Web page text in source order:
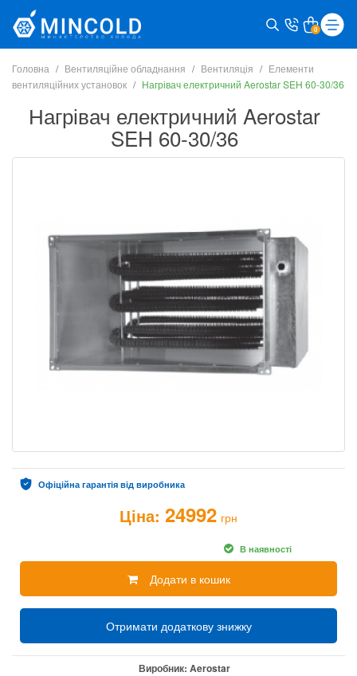
0
Головна Вентиляційне обладнання Вентиляція
Елементи
вентиляційних установок
Нагрівач електричний Aerostar SEH 60-30/36
Нагрівач електричний Aerostar
SEH 60-30/36
Офіційна гарантія від виробника
Ціна: 24992 грн
В наявності
Додати в кошик
Отримати додаткову знижку
Виробник: Aerostar